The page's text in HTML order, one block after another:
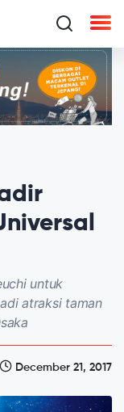
untuk
atraksi taman
December 21, 2017